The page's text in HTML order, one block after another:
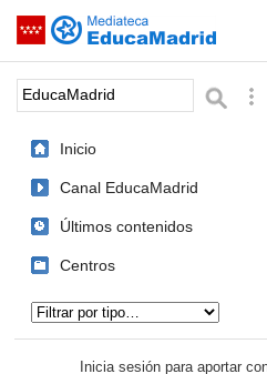
Saltar navegación
Palabra o frase:
Inicio
Canal EducaMadrid
Últimos contenidos
Centros
Inicia sesión para aportar